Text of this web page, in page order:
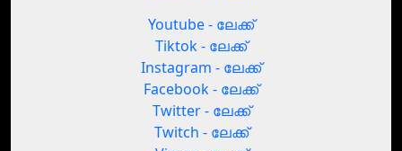
Youtube - ലേക്ക്
Tiktok - ലേക്ക്
Instagram - ലേക്ക്
Facebook - ലേക്ക്
Twitter - ലേക്ക്
Twitch - ലേക്ക്